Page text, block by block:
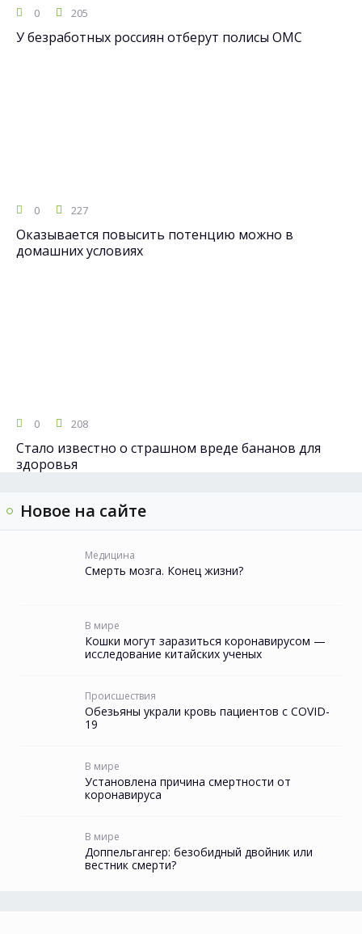
0 205
У безработных россиян отберут полисы ОМС
0 227
Оказывается повысить потенцию можно в
домашних условиях
0 208
Стало известно о страшном вреде бананов для
здоровья
Новое на сайте
Медицина
Смерть мозга. Конец жизни?
В мире
Кошки могут заразиться коронавирусом —
исследование китайских ученых
Происшествия
Обезьяны украли кровь пациентов с COVID-
19
В мире
Установлена причина смертности от
коронавируса
В мире
Доппельгангер: безобидный двойник или
вестник смерти?